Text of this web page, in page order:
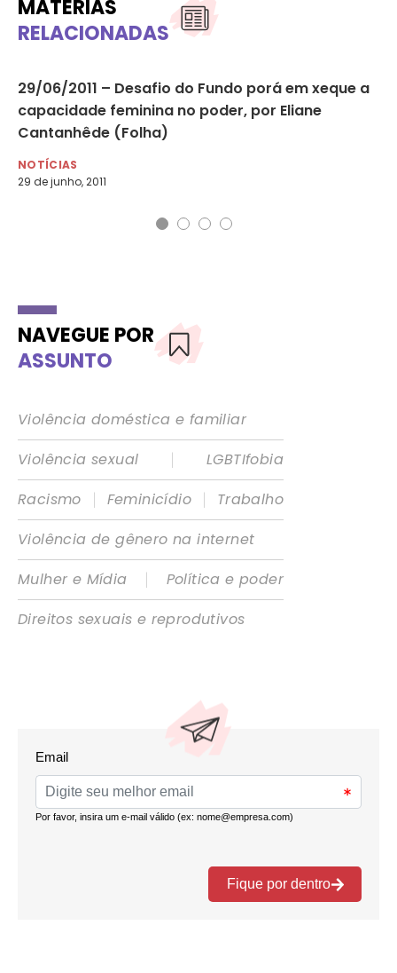
MATÉRIAS
RELACIONADAS
29/06/2011 – Desafio do Fundo porá em xeque a
capacidade feminina no poder, por Eliane
Cantanhêde (Folha)
NOTÍCIAS
29 de junho, 2011
NAVEGUE POR
ASSUNTO
Violência doméstica e familiar
Violência sexual
|
LGBTIfobia
Racismo
| Feminicídio |
Trabalho
Violência de gênero na internet
Mulher e Mídia
|
Política e poder
Direitos sexuais e reprodutivos